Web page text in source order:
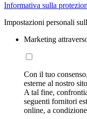
Informativa sulla
Impostazioni personali
Marketing
Con il tuo
esterne al nostro
A tal fine,
seguenti fornitori
online, a